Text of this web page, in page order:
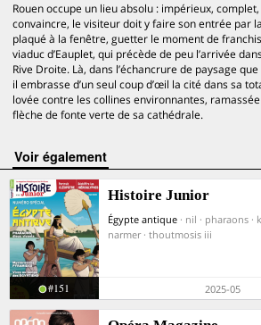
Rouen occupe un lieu absolu : impérieux, complet,
convaincre, le visiteur doit y faire son entrée par
plaqué à la fenêtre, guetter le moment de
viaduc d’Eauplet, qui précède de peu l’arrivée
Rive Droite. Là, dans l’échancrure de paysage
il embrasse d’un seul coup d’œil la cité dans sa
lovée contre les collines environnantes,
flèche de fonte verte de sa cathédrale.
voir également
Histoire Junior
Égypte antique · nil · pharaons
narmer · thoutmosis iii
#151 2025-05